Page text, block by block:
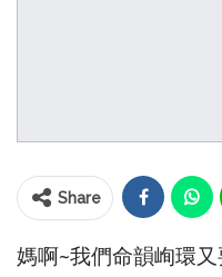
Share
媽啊~我們命韻峋環